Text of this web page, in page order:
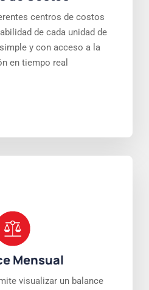
centros de costos
de cada unidad de
y con acceso a la
en tiempo real
Mensual
visualizar un balance